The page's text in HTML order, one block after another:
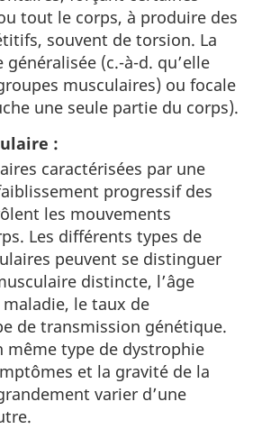
tout le corps, à produire des
souvent de torsion. La
(c.-à-d. qu’elle
musculaires) ou focale
une seule partie du corps).
:
caractérisées par une
progressif des
les mouvements
Les différents types de
peuvent se distinguer
distincte, l’âge
le taux de
de transmission génétique.
même type de dystrophie
et la gravité de la
varier d’une